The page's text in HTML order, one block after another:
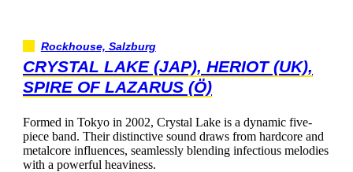
Rockhouse,Salzburg
CRYSTALLAKE(JAP),HERIOT(UK),
SPIREOFLAZARUS(Ö)
FormedinTokyoin2002,CrystalLakeisadynamicfive-
pieceband.Theirdistinctivesounddrawsfromhardcoreand
metalcoreinfluences,seamlesslyblendinginfectiousmelodies
withapowerfulheaviness.